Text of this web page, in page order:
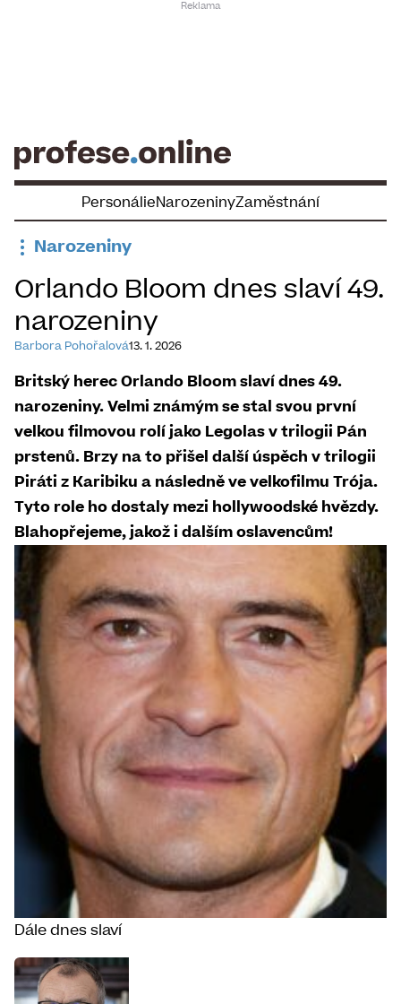
PersonálieNarozeninyZaměstnání
Narozeniny
Orlando Bloom dnes slaví 49.
narozeniny
Barbora Pohořalová13. 1. 2026
Britský herec Orlando Bloom slaví dnes 49.
narozeniny. Velmi známým se stal svou první
velkou filmovou rolí jako Legolas v trilogii Pán
prstenů. Brzy na to přišel další úspěch v trilogii
Piráti z Karibiku a následně ve velkofilmu Trója.
Tyto role ho dostaly mezi hollywoodské hvězdy.
Blahopřejeme, jakož i dalším oslavencům!
Dále dnes slaví